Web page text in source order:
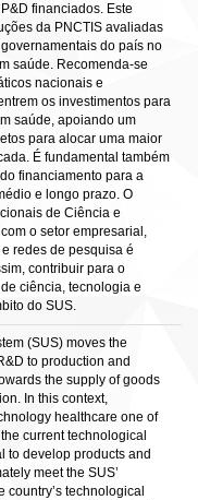
financiados. Este
da PNCTIS avaliadas
do país no
saúde. Recomenda-se
nacionais e
os investimentos para
saúde, apoiando um
para alocar uma maior
É fundamental também
financiamento para a
e longo prazo. O
de Ciência e
o setor empresarial,
redes de pesquisa é
contribuir para o
ciência, tecnologia e
do SUS.
(SUS) moves the
to production and
the supply of goods
In this context,
healthcare one of
current technological
to develop products and
meet the SUS’
country’s technological